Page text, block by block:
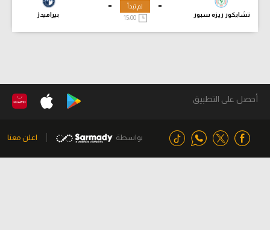
-
تشايكور ريزه سبور
-
بيراميدز
لم تبدأ
15:00
أحصل على التطبيق
بواسطة اعلن معنا